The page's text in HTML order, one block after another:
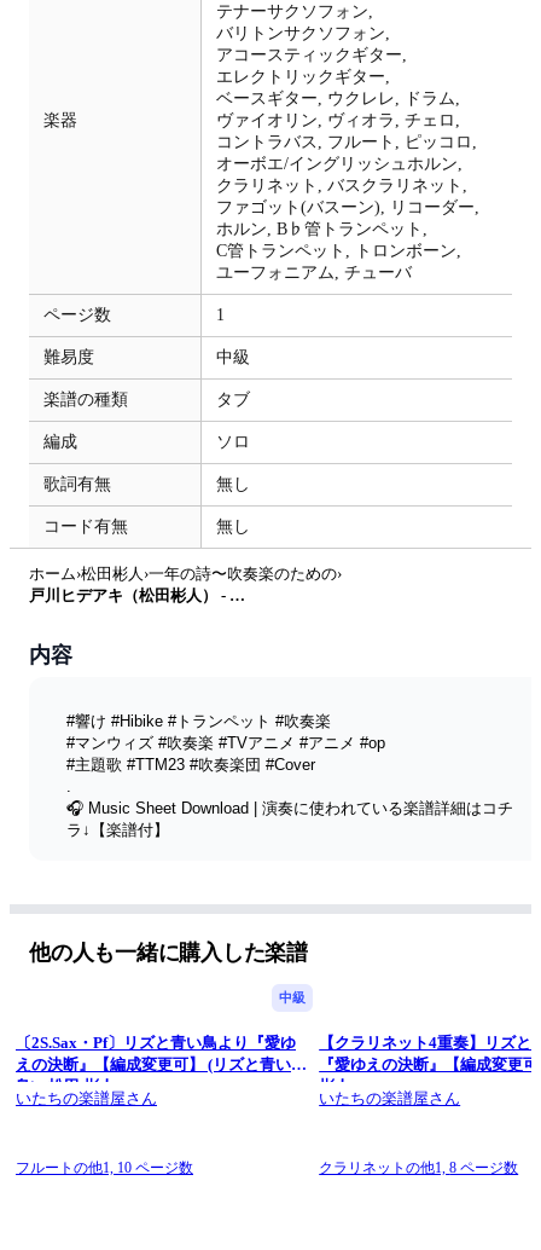
楽器
テナーサクソフォン,
バリトンサクソフォン,
アコースティックギター,
エレクトリックギター,
ベースギター, ウクレレ,
ドラム,
ヴァイオリン, ヴィオラ, チェロ,
コントラバス, フルート,
ピッコロ,
オーボエ/イングリッシュホルン,
クラリネット, バスクラリネット,
ファゴット(バスーン),
リコーダー,
ホルン, B♭管トランペット,
C管トランペット,
トロンボーン,
ユーフォニアム, チューバ
ページ数 1
難易度 中級
楽譜の種類 タブ
編成 ソロ
歌詞有無 無し
コード有無 無し
ホーム›松田彬人 ›一年の詩〜吹奏楽のための›
戸川ヒデアキ（松田彬人） - 一年の詩〜吹奏楽のための (C/ Bb/ F/ Eb キー樂譜) by littlebrother Kel.L
内容
#響け #Hibike #トランペット #吹奏楽
#マンウィズ #吹奏楽 #TVアニメ #アニメ #op
#主題歌 #TTM23 #吹奏楽団 #Cover
🎧 Music Sheet Download | 演奏に使われている楽譜詳細はコチ
ラ↓【楽譜付】
【🟠Patreon🟠】► / ttmwinds
【Donation 贊助】►
https://thetwistmen.gumroad.com/donation
#TTM24 #TheSoloist #LONGMAN #無職転生 #無料楽庫 #jpop #
#TheTwistmen吹奏楽団 #TTM #改編 #fluteCover #香港樂團 #長
笛
#全力疾吹 #團而結之 #Instrumental #Windband #吹奏楽 #吹奏
All Rights Reserved.
他の人も一緒に購入した楽譜
中級
〔2S.Sax・Pf〕リズと青い鳥より『愛ゆ
えの決断』【編成変更可】 (リズと青い
鳥) - 松田 彬人
いたちの楽譜屋さん
フルートの他1, 10 ページ数
【クラリネット4重奏】リズと
『愛ゆえの決断』【編成変更
彬人
いたちの楽譜屋さん
クラリネットの他1,8 ページ数